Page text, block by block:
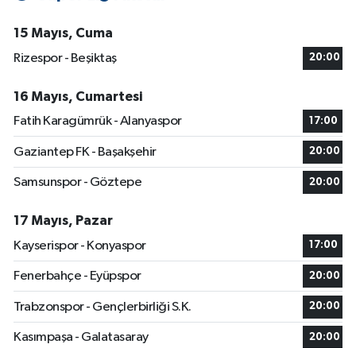
15 Mayıs, Cuma
Rizespor - Beşiktaş
20:00
16 Mayıs, Cumartesi
Fatih Karagümrük - Alanyaspor
17:00
Gaziantep FK - Başakşehir 20:00
Samsunspor - Göztepe 20:00
17 Mayıs, Pazar
Kayserispor - Konyaspor
17:00
Fenerbahçe - Eyüpspor 20:00
Trabzonspor - Gençlerbirliği S.K. 20:00
Kasımpaşa - Galatasaray 20:00